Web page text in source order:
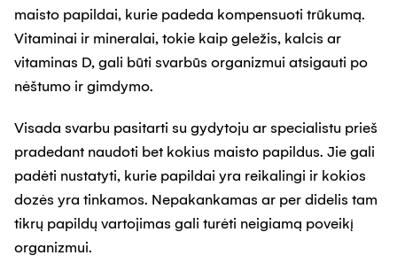
maisto papildai, kurie padeda kompensuoti trūkumą.
Vitaminai ir mineralai, tokie kaip geležis, kalcis ar
vitaminas D, gali būti svarbūs organizmui atsigauti po
nėštumo ir gimdymo.
Visada svarbu pasitarti su gydytoju ar specialistu prieš
pradedant naudoti bet kokius maisto papildus. Jie gali
padėti nustatyti, kurie papildai yra reikalingi ir kokios
dozės yra tinkamos. Nepakankamas ar per didelis tam
tikrų papildų vartojimas gali turėti neigiamą poveikį
organizmui.